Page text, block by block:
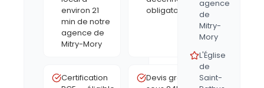
environ 21
min de notre
agence de
Mitry-Mory
obligatoire
Certification
Devis gratuit
agence
de
Mitry-
Mory
L'Église
de
Saint-